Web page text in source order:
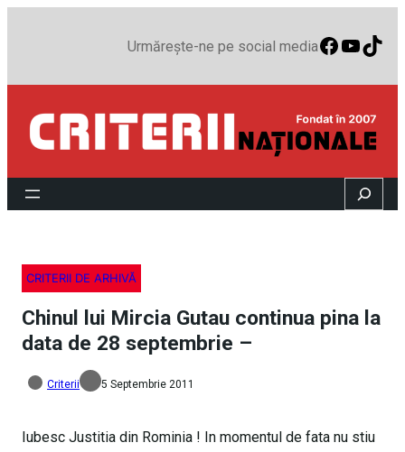
Urmărește-ne pe social media
Search
CRITERII DE ARHIVĂ
Chinul lui Mircia Gutau continua pina la
data de 28 septembrie –
Criterii 5 Septembrie 2011
Iubesc Justitia din Rominia ! In momentul de fata nu stiu